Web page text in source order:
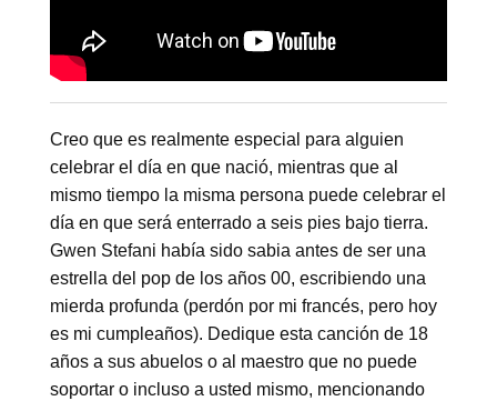
Creo que es realmente especial para alguien
celebrar el día en que nació, mientras que al
mismo tiempo la misma persona puede celebrar el
día en que será enterrado a seis pies bajo tierra.
Gwen Stefani había sido sabia antes de ser una
estrella del pop de los años 00, escribiendo una
mierda profunda (perdón por mi francés, pero hoy
es mi cumpleaños). Dedique esta canción de 18
años a sus abuelos o al maestro que no puede
soportar o incluso a usted mismo, mencionando